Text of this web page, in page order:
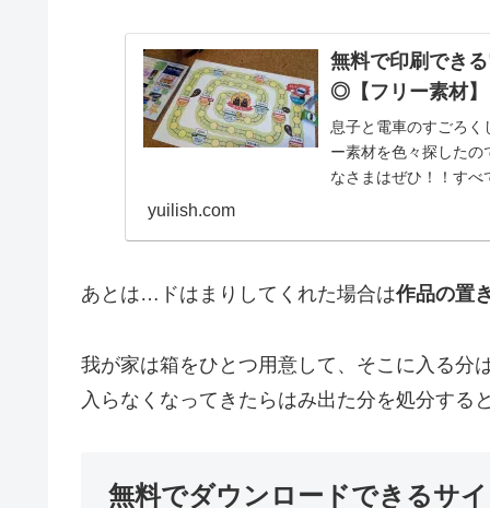
無料で印刷でき
◎【フリー素材】
息子と電車のすごろく
ー素材を色々探した
なさまはぜひ！！す
yuilish.com
あとは…ドはまりしてくれた場合は作品の置
我が家は箱をひとつ用意して、そこに入る分
入らなくなってきたらはみ出た分を処分する
無料でダウンロードできるサ